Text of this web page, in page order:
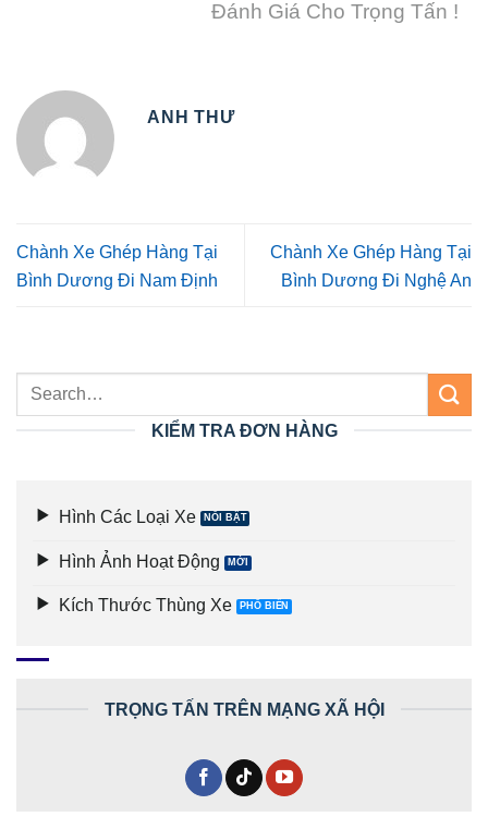
Đánh Giá Cho Trọng Tấn !
ANH THƯ
Chành Xe Ghép Hàng Tại
Bình Dương Đi Nam Định
Chành Xe Ghép Hàng Tại
Bình Dương Đi Nghệ An
KIỂM TRA ĐƠN HÀNG
Hình Các Loại Xe
Hình Ảnh Hoạt Động
Kích Thước Thùng Xe
TRỌNG TẤN TRÊN MẠNG XÃ HỘI